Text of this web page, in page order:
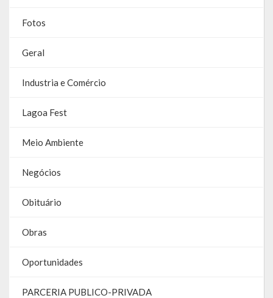
Programas
Covid 19
Planos
Publicações Oficiais
SIAFIC
Fotos
Geral
Industria e Comércio
Lagoa Fest
Meio Ambiente
Negócios
Obituário
Obras
Oportunidades
PARCERIA PUBLICO-PRIVADA